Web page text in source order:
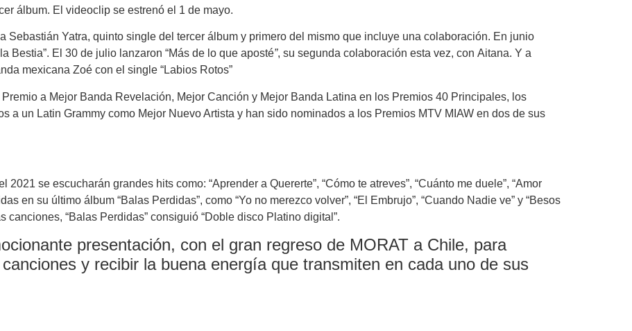
álbum. El videoclip se estrenó el 1 de mayo.
Sebastián Yatra, quinto single del tercer álbum y primero del mismo que incluye una colaboración. En junio
Bestia”. El 30 de julio lanzaron “Más de lo que aposté”, su segunda colaboración esta vez, con Aitana. Y a
mexicana Zoé con el single “Labios Rotos”
a Mejor Banda Revelación, Mejor Canción y Mejor Banda Latina en los Premios 40 Principales, los
a un Latin Grammy como Mejor Nuevo Artista y han sido nominados a los Premios MTV MIAW en dos de sus
2021 se escucharán grandes hits como: “Aprender a Quererte”, “Cómo te atreves”, “Cuánto me duele”, “Amor
en su último álbum “Balas Perdidas”, como “Yo no merezco volver”, “El Embrujo”, “Cuando Nadie ve” y “Besos
canciones, “Balas Perdidas” consiguió “Doble disco Platino digital”.
presentación, con el gran regreso de MORAT a Chile, para
y recibir la buena energía que transmiten en cada uno de sus